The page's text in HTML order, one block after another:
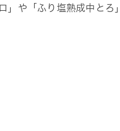
」や「ふり塩熟成中とろ